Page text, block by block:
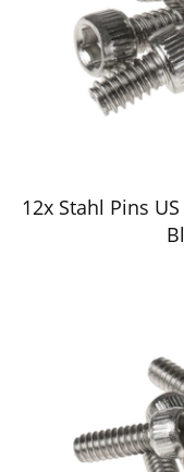
12x Stahl Pins